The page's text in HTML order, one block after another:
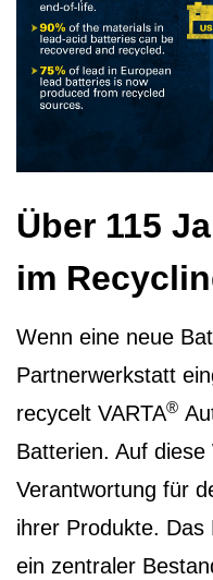
Über 115
im
Wenn eine neue
Partnerwerkstatt
recycelt VARTA®
Batterien. Auf
Verantwortung für
ihrer Produkte. Das
ein zentraler